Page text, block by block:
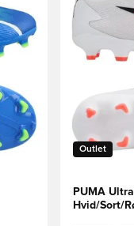
Outlet
PUMA
Hvid/Sort/